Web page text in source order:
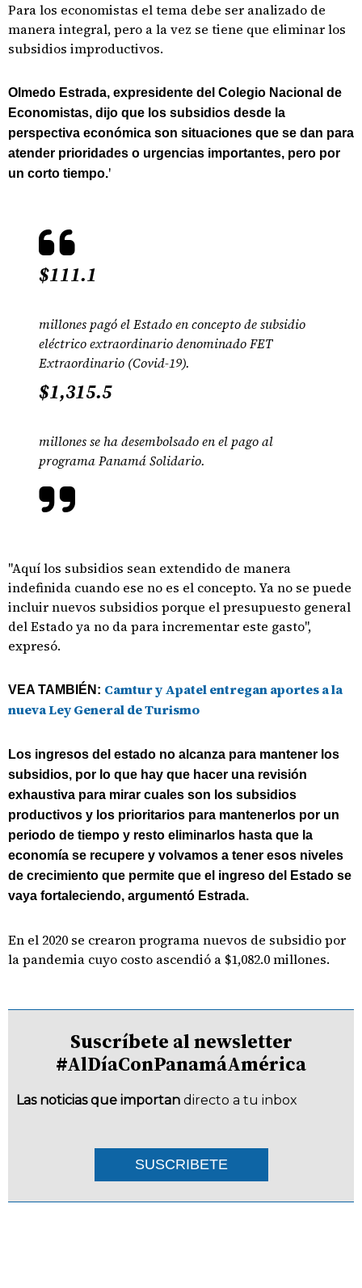
Para los economistas el tema debe ser analizado de
manera integral, pero a la vez se tiene que eliminar los
subsidios improductivos.
Olmedo Estrada, expresidente del Colegio Nacional de
Economistas, dijo que los subsidios desde la
perspectiva económica son situaciones que se dan para
atender prioridades o urgencias importantes, pero por
un corto tiempo.'
$111.1
millones pagó el Estado en concepto de subsidio
eléctrico extraordinario denominado FET
Extraordinario (Covid-19).
$1,315.5
millones se ha desembolsado en el pago al
programa Panamá Solidario.
"Aquí los subsidios sean extendido de manera
indefinida cuando ese no es el concepto. Ya no se puede
incluir nuevos subsidios porque el presupuesto general
del Estado ya no da para incrementar este gasto",
expresó.
VEA TAMBIÉN: Camtur y Apatel entregan aportes a la
nueva Ley General de Turismo
Los ingresos del estado no alcanza para mantener los
subsidios, por lo que hay que hacer una revisión
exhaustiva para mirar cuales son los subsidios
productivos y los prioritarios para mantenerlos por un
periodo de tiempo y resto eliminarlos hasta que la
economía se recupere y volvamos a tener esos niveles
de crecimiento que permite que el ingreso del Estado se
vaya fortaleciendo, argumentó Estrada.
En el 2020 se crearon programa nuevos de subsidio por
la pandemia cuyo costo ascendió a $1,082.0 millones.
Suscríbete al newsletter
#AlDíaConPanamáAmérica
Las noticias que importan directo a tu inbox
SUSCRIBETE